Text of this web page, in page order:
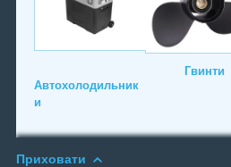
Автохолодильник
и
Гвинти
Приховати